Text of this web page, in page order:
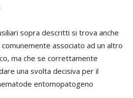
sopra descritti si trova anche
associato ad un altro
ma che se correttamente
una svolta decisiva per il
entomopatogeno